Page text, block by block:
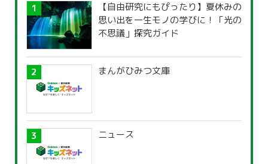
【自由研究にもぴったり】夏休みの
思い出を一生モノの学びに！「光の
不思議」探究ガイド
まんがひみつ文庫
ニュース